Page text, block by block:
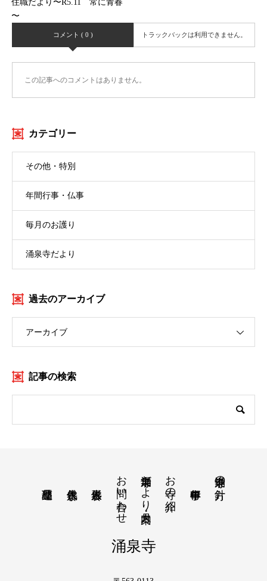
住職だより〜R5.11 常に青春
〜
コメント ( 0 ) トラックバックは利用できません。
この記事へのコメントはありません。
カテゴリー
その他・特別
年間行事・仏事
毎月のお護り
涌泉寺だより
過去のアーカイブ
アーカイブ
記事の検索
涌泉寺の方針
お寺の紹介
涌泉寺だより・月案内
お問い合わせ
涌泉寺